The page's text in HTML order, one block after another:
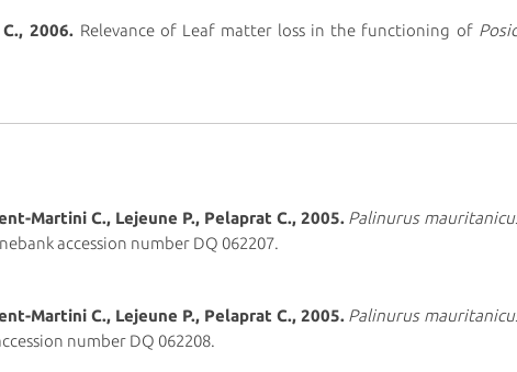
2006. Relevance of Leaf matter loss in the functioning of
Martini C., Lejeune P., Pelaprat C., 2005. Palinurus
accession number DQ 062207.
Martini C., Lejeune P., Pelaprat C., 2005. Palinurus
number DQ 062208.